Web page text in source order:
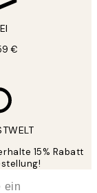
€
15% Rabatt